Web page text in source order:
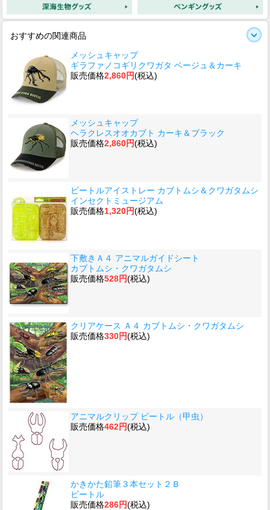
おすすめの関連商品
メッシュキャップ
ギラファノコギリクワガタ ベージュ＆カーキ
販売価格2,860円(税込)
メッシュキャップ
ヘラクレスオオカブト カーキ＆ブラック
販売価格2,860円(税込)
ビートルアイストレー カブトムシ＆クワガタムシ
インセクトミュージアム
販売価格1,320円(税込)
下敷きＡ４ アニマルガイドシート
カブトムシ・クワガタムシ
販売価格528円(税込)
クリアケース Ａ４ カブトムシ・クワガタムシ
販売価格330円(税込)
アニマルクリップ ビートル（甲虫）
販売価格462円(税込)
かきかた鉛筆３本セット２Ｂ
ビートル
販売価格286円(税込)